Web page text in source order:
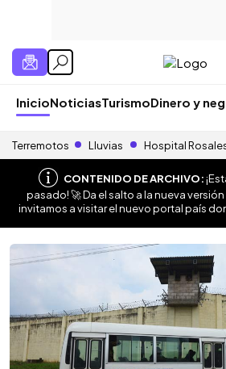
InicioNoticiasTurismoDinero y
Terremotos Lluvias Hospital
CONTENIDO DE ARCHIVO:
pasado! 🚀 Da el salto a la nueva
invitamos a visitar el nuevo portal país